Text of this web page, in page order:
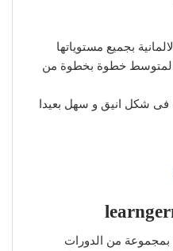
بجميع مستوياتها
المتوسط خطوة بخطوة من
شكل انيق و سهل بعيدا
بمجموعة من الدورات